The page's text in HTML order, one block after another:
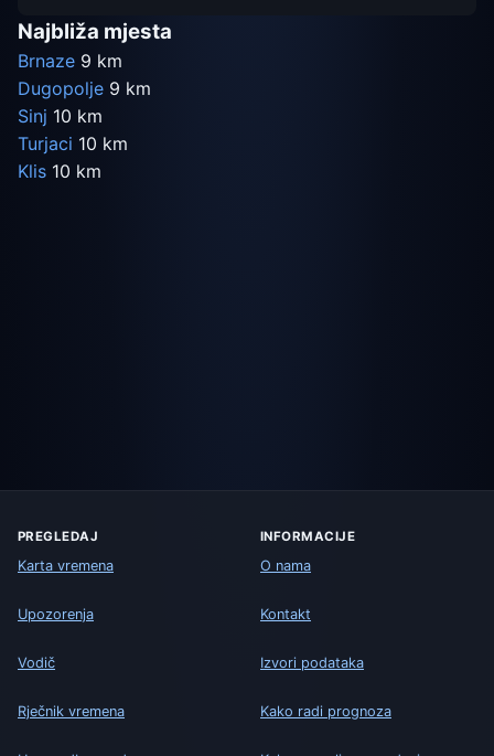
Najbliža mjesta
Brnaze 9 km
Dugopolje 9 km
Sinj 10 km
Turjaci 10 km
Klis 10 km
PREGLEDAJ
Karta vremena
Upozorenja
Vodič
Rječnik vremena
INFORMACIJE
O nama
Kontakt
Izvori podataka
Kako radi prognoza